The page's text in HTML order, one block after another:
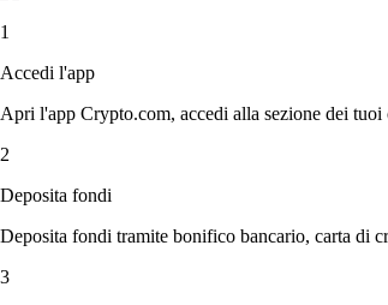
1
Accedi l'app
Apri l'app Crypto.com, accedi alla sezione dei
2
Deposita fondi
Deposita fondi tramite bonifico bancario, carta di
3